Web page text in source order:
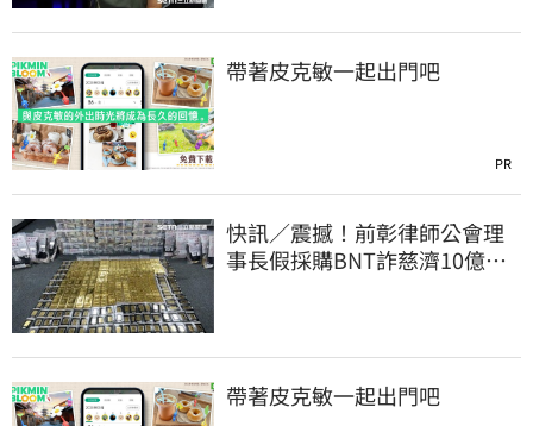
帶著皮克敏一起出門吧
PR
快訊／震撼！前彰律師公會理
事長假採購BNT詐慈濟10億、
帶著皮克敏一起出門吧